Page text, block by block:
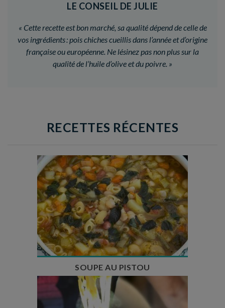
LE CONSEIL DE JULIE
« Cette recette est bon marché, sa qualité dépend de celle de
vos ingrédients : pois chiches cueillis dans l’année et d’origine
française ou européenne. Ne lésinez pas non plus sur la
qualité de l’huile d’olive et du poivre. »
RECETTES RÉCENTES
Temps de préparation : 35 min
Temps de cuisson : 1h15
Nombre de couverts : 8
SOUPE AU PISTOU